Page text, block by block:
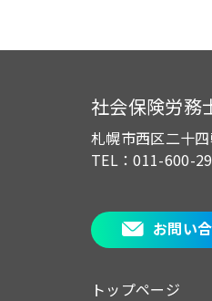
社会保険労務
札幌市西区二十
TEL：011-600-
お問い
トップページ